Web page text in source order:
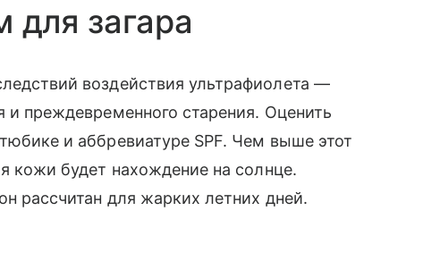
для загара
воздействия ультрафиолета —
преждевременного старения. Оценить
и аббревиатуре SPF. Чем выше этот
кожи будет нахождение на солнце.
рассчитан для жарких летних дней.